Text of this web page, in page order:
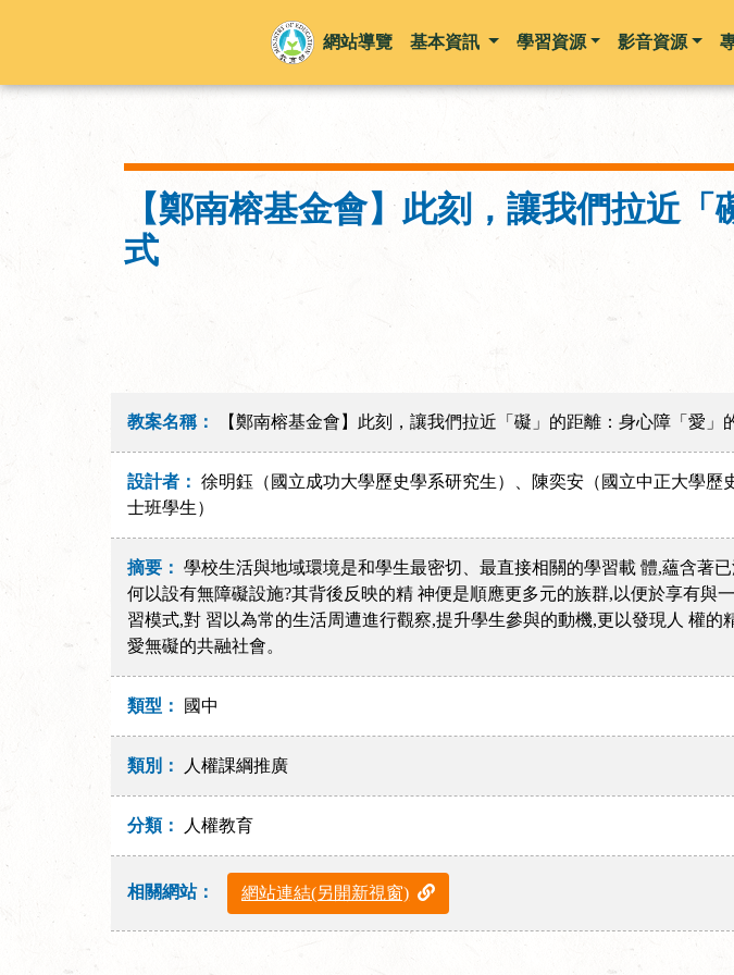
網站導覽 基本資訊 學習資源 影音資源
【鄭南榕基金會】此刻，讓我們拉近
式
教案名稱： 【鄭南榕基金會】此刻，讓我們拉近「礙」的距離：身心障「愛」
設計者： 徐明鈺（國立成功大學歷史學系研究生）、陳奕安（國立中正大學
士班學生）
摘要： 學校生活與地域環境是和學生最密切、最直接相關的學習載 體,蘊含著
何以設有無障礙設施?其背後反映的精 神便是順應更多元的族群,以便於享有
習模式,對 習以為常的生活周遭進行觀察,提升學生參與的動機,更以發現人 權
愛無礙的共融社會。
類型： 國中
類別： 人權課綱推廣
分類： 人權教育
相關網站： 網站連結(另開新視窗)